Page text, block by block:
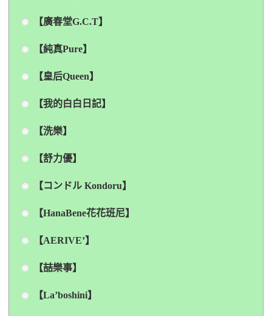
【廣春堂G.C.T】
【純真Pure】
【皇后Queen】
【我的白白日記】
【洗樂】
【舒力優】
【コンドル Kondoru】
【HanaBene花花班尼】
【AERIVE’】
【喆樂事】
【La’boshini】